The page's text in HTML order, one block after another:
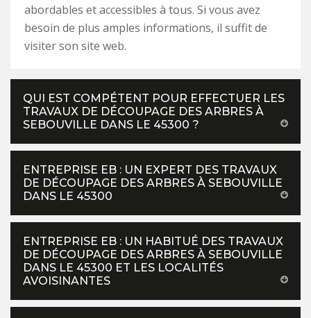
abordables et accessibles à tous. Si vous avez
besoin de plus amples informations, il suffit de
visiter son site web.
QUI EST COMPÉTENT POUR EFFECTUER LES
TRAVAUX DE DÉCOUPAGE DES ARBRES À
SEBOUVILLE DANS LE 45300 ?
ENTREPRISE EB : UN EXPERT DES TRAVAUX
DE DÉCOUPAGE DES ARBRES À SEBOUVILLE
DANS LE 45300
ENTREPRISE EB : UN HABITUÉ DES TRAVAUX
DE DÉCOUPAGE DES ARBRES À SEBOUVILLE
DANS LE 45300 ET LES LOCALITÉS
AVOISINANTES